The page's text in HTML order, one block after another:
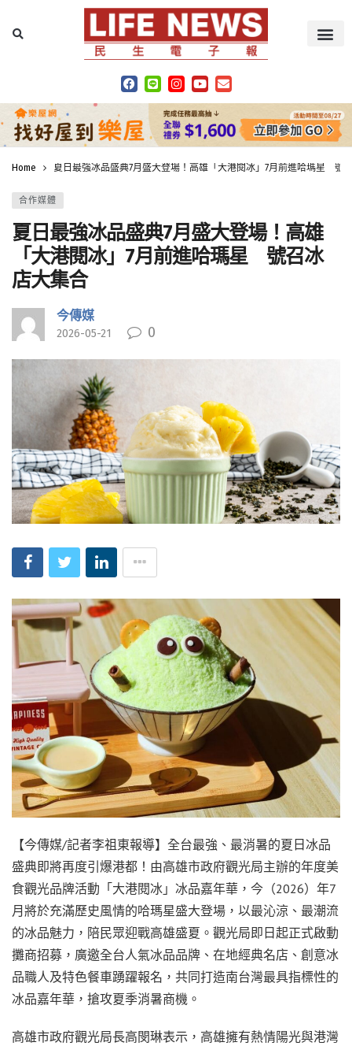
Home 夏日最強冰品盛典7月盛大登場！高雄「大港閱冰」7月前進哈瑪星 號
合作媒體
夏日最強冰品盛典7月盛大登場！高雄
「大港閱冰」7月前進哈瑪星 號召冰
店大集合
今傳媒
2026-05-21 0
【今傳媒/記者李祖東報導】全台最強、最消暑的夏日冰品
盛典即將再度引爆港都！由高雄市政府觀光局主辦的年度美
食觀光品牌活動「大港閱冰」冰品嘉年華，今（2026）年7
月將於充滿歷史風情的哈瑪星盛大登場，以最沁涼、最潮流
的冰品魅力，陪民眾迎戰高雄盛夏。觀光局即日起正式啟動
攤商招募，廣邀全台人氣冰品品牌、在地經典名店、創意冰
品職人及特色餐車踴躍報名，共同打造南台灣最具指標性的
冰品嘉年華，搶攻夏季消暑商機。
高雄市政府觀光局長高閔琳表示，高雄擁有熱情陽光與港灣